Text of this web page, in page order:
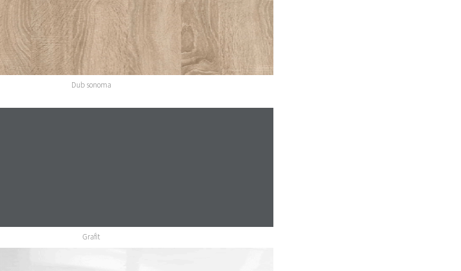
Dub sonoma
Grafit